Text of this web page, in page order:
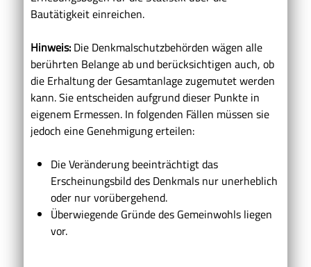
Bautätigkeit einreichen.
Hinweis: Die Denkmalschutzbehörden wägen alle
berührten Belange ab und berücksichtigen auch, ob
die Erhaltung der Gesamtanlage zugemutet werden
kann. Sie entscheiden aufgrund dieser Punkte in
eigenem Ermessen. In folgenden Fällen müssen sie
jedoch eine Genehmigung erteilen:
Die Veränderung beeinträchtigt das
Erscheinungsbild des Denkmals nur unerheblich
oder nur vorübergehend.
Überwiegende Gründe des Gemeinwohls liegen
vor.